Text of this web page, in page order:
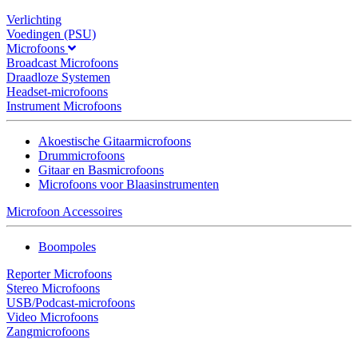
Verlichting
Voedingen (PSU)
Microfoons
Broadcast Microfoons
Draadloze Systemen
Headset-microfoons
Instrument Microfoons
Akoestische Gitaarmicrofoons
Drummicrofoons
Gitaar en Basmicrofoons
Microfoons voor Blaasinstrumenten
Microfoon Accessoires
Boompoles
Reporter Microfoons
Stereo Microfoons
USB/Podcast-microfoons
Video Microfoons
Zangmicrofoons